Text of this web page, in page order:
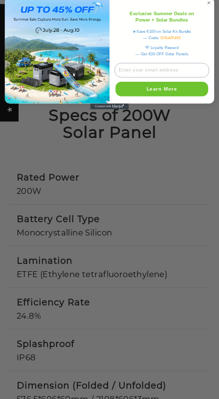
Specs of 200W
Solar Panel
Rated Power
200W
Battery Cell Type
Monocrystalline Silicon
Lamination
ETFE (Ethylene tetrafluoroethylene)
Efficiency Rate
24.8%
Splashproof
IP68
Dimension (Folded / Unfolded)
★ OUKITEL REVIEWS Exclusive Summer Deals on
Power + Solar Bundles
☀️Save €100 on Solar Kit Bundle
— Code:SOLAR100
💚 Loyalty Reward
— Get €30 OFF Solar Panels
Learn More